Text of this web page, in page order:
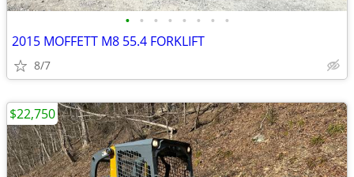
• • • • • • • •
2015 MOFFETT M8 55.4 FORKLIFT
8/7
$22,750